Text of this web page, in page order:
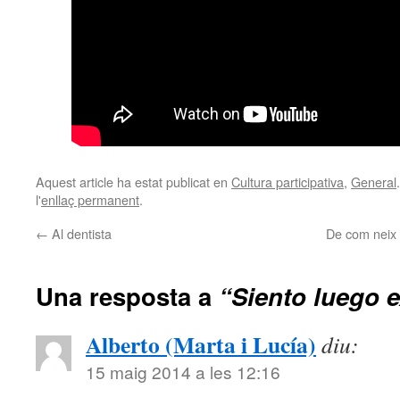
Aquest article ha estat publicat en Cultura participativa, General
l'enllaç permanent.
← Al dentista De com
Una resposta a “Siento luego
Alberto (Marta i Lucía) diu:
15 maig 2014 a les 12:16